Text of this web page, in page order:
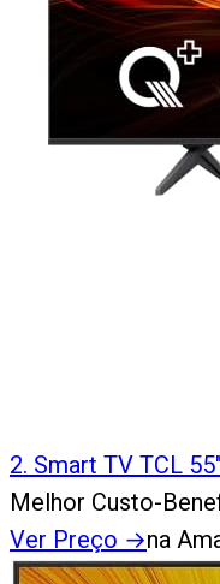
2. Smart TV TCL
Melhor Custo-
Ver Preço →na